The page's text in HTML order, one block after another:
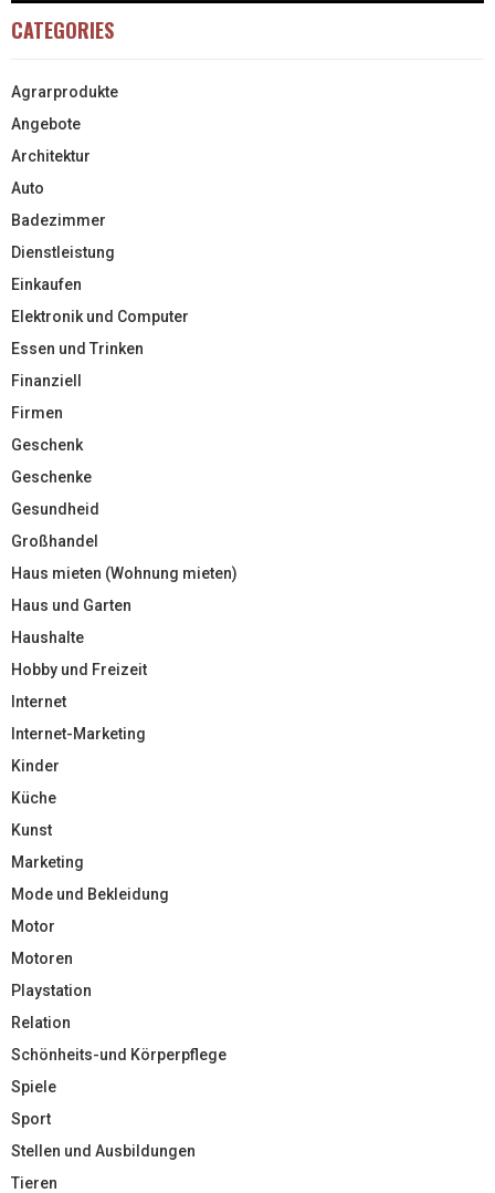
CATEGORIES
Agrarprodukte
Angebote
Architektur
Auto
Badezimmer
Dienstleistung
Einkaufen
Elektronik und Computer
Essen und Trinken
Finanziell
Firmen
Geschenk
Geschenke
Gesundheid
Großhandel
Haus mieten (Wohnung mieten)
Haus und Garten
Haushalte
Hobby und Freizeit
Internet
Internet-Marketing
Kinder
Küche
Kunst
Marketing
Mode und Bekleidung
Motor
Motoren
Playstation
Relation
Schönheits-und Körperpflege
Spiele
Sport
Stellen und Ausbildungen
Tieren